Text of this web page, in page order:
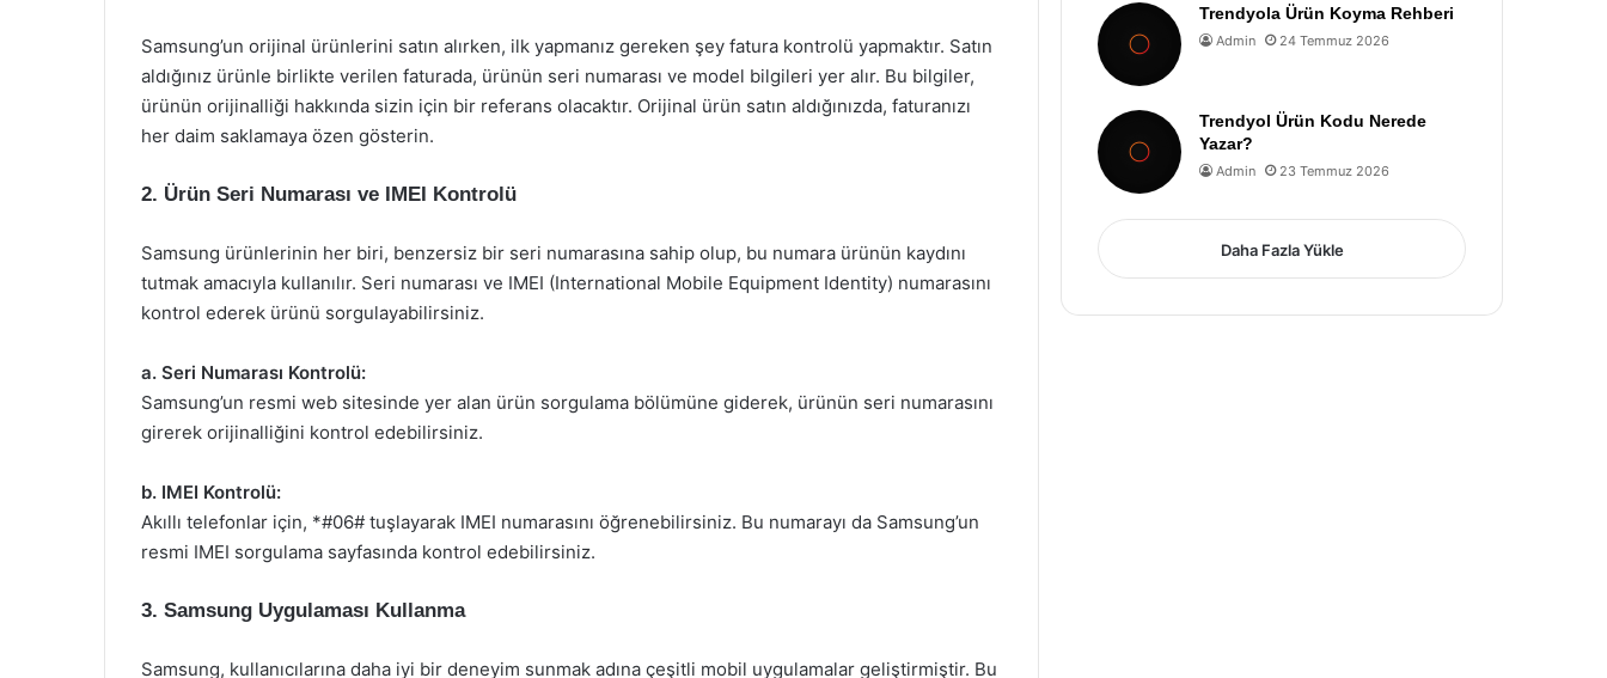
Samsung’un orijinal ürünlerini satın alırken, ilk yapmanız gereken şey fatura kontrolü yapmaktır. Satın
aldığınız ürünle birlikte verilen faturada, ürünün seri numarası ve model bilgileri yer alır. Bu bilgiler,
ürünün orijinalliği hakkında sizin için bir referans olacaktır. Orijinal ürün satın aldığınızda, faturanızı
her daim saklamaya özen gösterin.
2. Ürün Seri Numarası ve IMEI Kontrolü
Samsung ürünlerinin her biri, benzersiz bir seri numarasına sahip olup, bu numara ürünün kaydını
tutmak amacıyla kullanılır. Seri numarası ve IMEI (International Mobile Equipment Identity) numarasını
kontrol ederek ürünü sorgulayabilirsiniz.
a. Seri Numarası Kontrolü:
Samsung’un resmi web sitesinde yer alan ürün sorgulama bölümüne giderek, ürünün seri numarasını
girerek orijinalliğini kontrol edebilirsiniz.
b. IMEI Kontrolü:
Akıllı telefonlar için, *#06# tuşlayarak IMEI numarasını öğrenebilirsiniz. Bu numarayı da Samsung’un
resmi IMEI sorgulama sayfasında kontrol edebilirsiniz.
3. Samsung Uygulaması Kullanma
Samsung, kullanıcılarına daha iyi bir deneyim sunmak adına çeşitli mobil uygulamalar geliştirmiştir. Bu
Trendyola Ürün Koyma Rehberi
Admin 24 Temmuz 2026
Trendyol Ürün Kodu Nerede
Yazar?
Admin 23 Temmuz 2026
Daha Fazla Yükle